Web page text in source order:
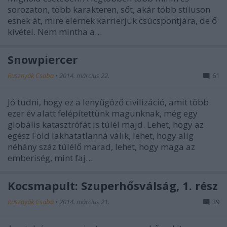
sorozaton, több karakteren, sőt, akár több stíluson
esnek át, mire elérnek karrierjük csúcspontjára, de ő
kivétel. Nem mintha a…
Snowpiercer
Rusznyák Csaba • 2014. március 22. 61
Jó tudni, hogy ez a lenyűgöző civilizáció, amit több
ezer év alatt felépítettünk magunknak, még egy
globális katasztrófát is túlél majd. Lehet, hogy az
egész Föld lakhatatlanná válik, lehet, hogy alig
néhány száz túlélő marad, lehet, hogy maga az
emberiség, mint faj…
Kocsmapult: Szuperhősválság, 1. rész
Rusznyák Csaba • 2014. március 21. 39